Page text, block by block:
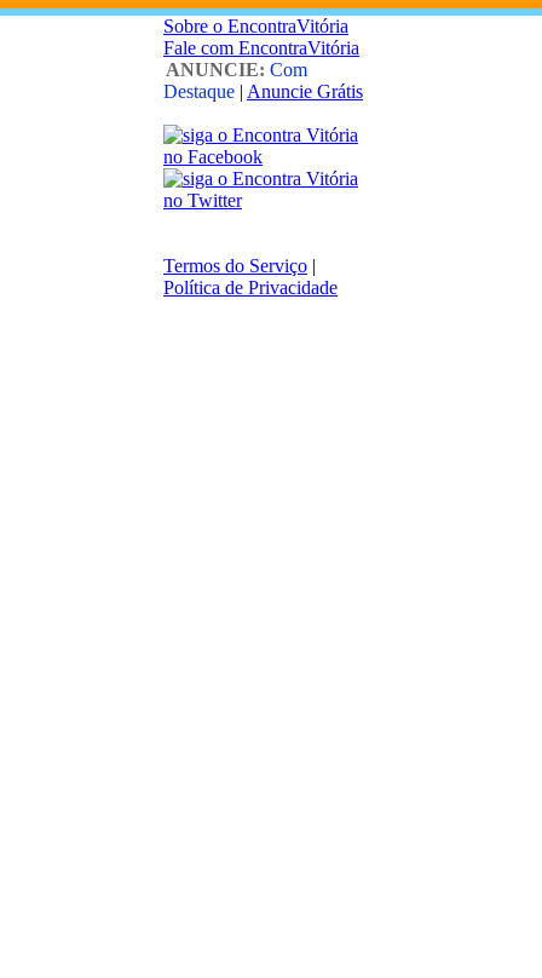
Sobre o EncontraVitória
Fale com EncontraVitória
ANUNCIE: Com
Destaque | Anuncie Grátis
Termos do Serviço |
Política de Privacidade